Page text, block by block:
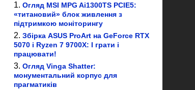
Огляд MSI MPG Ai1300TS PCIE5:
«титановий» блок живлення з
підтримкою моніторингу
Збірка ASUS ProArt на GeForce RTX
5070 і Ryzen 7 9700X: І грати і
працювати!
Огляд Vinga Shatter:
монументальний корпус для
прагматиків